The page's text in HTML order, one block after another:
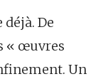
De
« œuvres
Un